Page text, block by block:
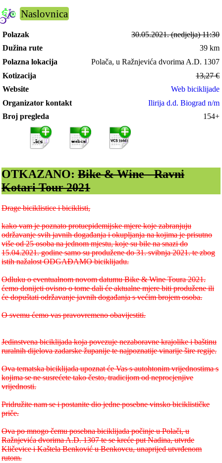
Naslovnica
Polazak 30.05.2021.(nedjelja) 11:30
Dužina rute
39 km
Polazna lokacija
Polača, u Ražnjevića dvorima A.D. 1307
Kotizacija
13,27€
Website
Web biciklijade
Organizator kontakt
Ilirija d.d. Biograd n/m
Broj pregleda
154+
OTKAZANO:Bike & Wine - Ravni
Kotari Tour 2021
Drage biciklistice i biciklisti,
kako vam je poznato protuepidemijske mjere koje zabranjuju
održavanje svih javnih događanja i okupljanja na kojima je prisutno
više od 25 osoba na jednom mjestu, koje su bile na snazi do
15.04.2021. godine samo su produžene do 31. svibnja 2021. te zbog
istih nažalost ODGAĐAMO biciklijadu.
Odluku o eventualnom novom datumu Bike & Wine Toura 2021.
ćemo donijeti ovisno o tome dali će aktualne mjere biti produžene ili
će dopuštati održavanje javnih događanja s većim brojem osoba.
O svemu ćemo vas pravovremeno obavijestiti.
Jedinstvena biciklijada koja povezuje nezaboravne krajolike i baštinu
ruralnih dijelova zadarske županije te najpoznatije vinarije šire regije.
Ova tematska biciklijada upoznat će Vas s autohtonim vrijednostima s
kojima se ne susrećete tako često, tradicijom od neprocjenjive
vrijednosti.
Pridružite nam se i postanite dio jedne posebne vinsko biciklističke
priče.
Ova po mnogo čemu posebna biciklijada počinje u Polači, u
Ražnjevića dvorima A.D. 1307 te se kreće put Nadina, utvrde
Kličevice i Kaštela Benković u Benkovcu, unaprijed utvrđenom
rutom.